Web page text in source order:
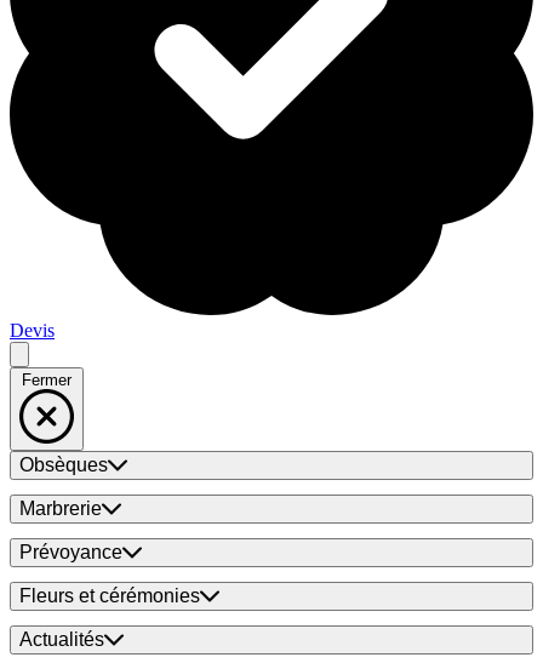
Devis
Fermer
Obsèques
Marbrerie
Prévoyance
Fleurs et cérémonies
Actualités